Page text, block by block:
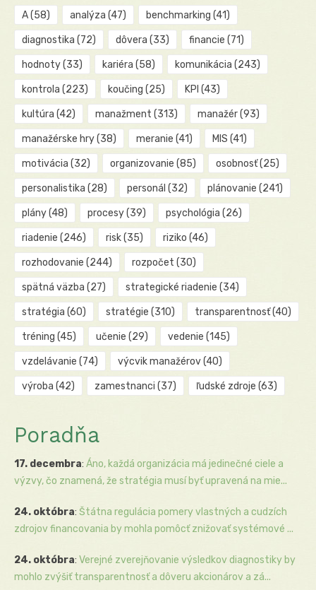
A(58) analýza (47) benchmarking (41)
diagnostika (72) dôvera (33) financie (71)
hodnoty(33) kariéra (58) komunikácia (243)
kontrola (223) koučing (25) KPI (43)
kultúra (42) manažment (313) manažér(93)
manažérske hry(38) meranie (41) MIS (41)
motivácia (32) organizovanie (85) osobnosť(25)
personalistika (28) personál (32) plánovanie (241)
plány(48) procesy(39) psychológia (26)
riadenie (246) risk(35) riziko (46)
rozhodovanie (244) rozpočet (30)
spätná väzba (27) strategické riadenie (34)
stratégia (60) stratégie (310) transparentnosť(40)
tréning (45) učenie (29) vedenie (145)
vzdelávanie (74) výcvik manažérov(40)
výroba (42) zamestnanci (37) ľudské zdroje (63)
Poradňa
17. decembra: Áno, každá organizácia má jedinečné ciele a
výzvy, čo znamená, že stratégia musí byť upravená na mie...
24. októbra: Štátna regulácia pomery vlastných a cudzích
zdrojov financovania by mohla pomôcť znižovať systémové ...
24. októbra: Verejné zverejňovanie výsledkov diagnostiky by
mohlo zvýšiť transparentnosť a dôveru akcionárov a zá...